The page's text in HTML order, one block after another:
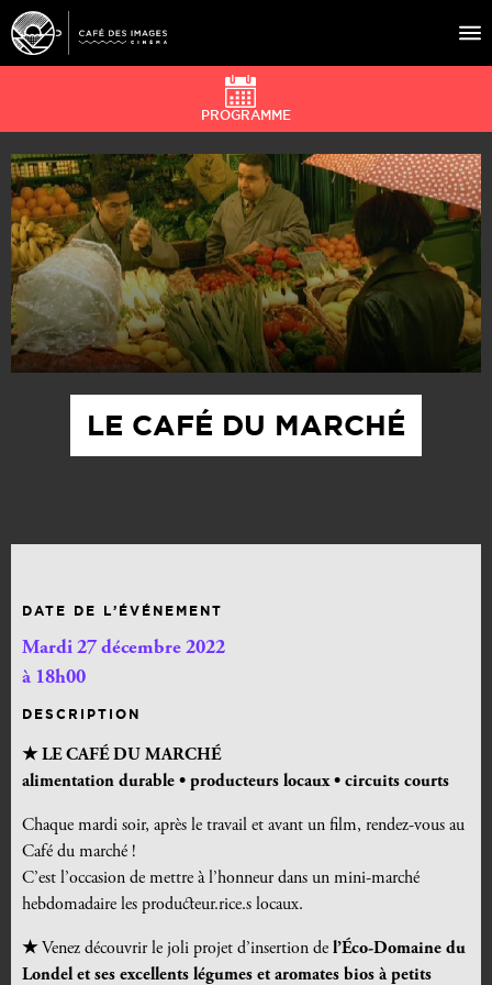
À L’AFFICHE
ÉVÉNEMENTS
CAFÉ DU CINÉ
PRATIQUE
ÉDUCATION AUX IMAGES
PROGRAMME
LE CAFÉ DU MARCHÉ
DATE DE L’ÉVÉNEMENT
Mardi 27 décembre 2022
à 18h00
DESCRIPTION
★ LE CAFÉ DU MARCHÉ
alimentation durable • producteurs locaux • circuits courts
Chaque mardi soir, après le travail et avant un film, rendez-vous au
Café du marché !
C’est l’occasion de mettre à l’honneur dans un mini-marché
hebdomadaire les producteur.rice.s locaux.
★ Venez découvrir le joli projet d’insertion de l’Éco-Domaine du
Londel et ses excellents légumes et aromates bios à petits